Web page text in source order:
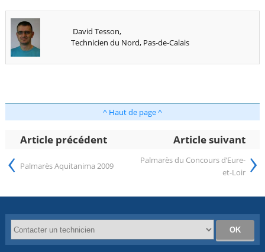
David Tesson,
Technicien du Nord, Pas-de-Calais
^ Haut de page ^
Article précédent Article suivant
‹ Palmarès Aquitanima 2009
Palmarès du Concours d’Eure-
et-Loir ›